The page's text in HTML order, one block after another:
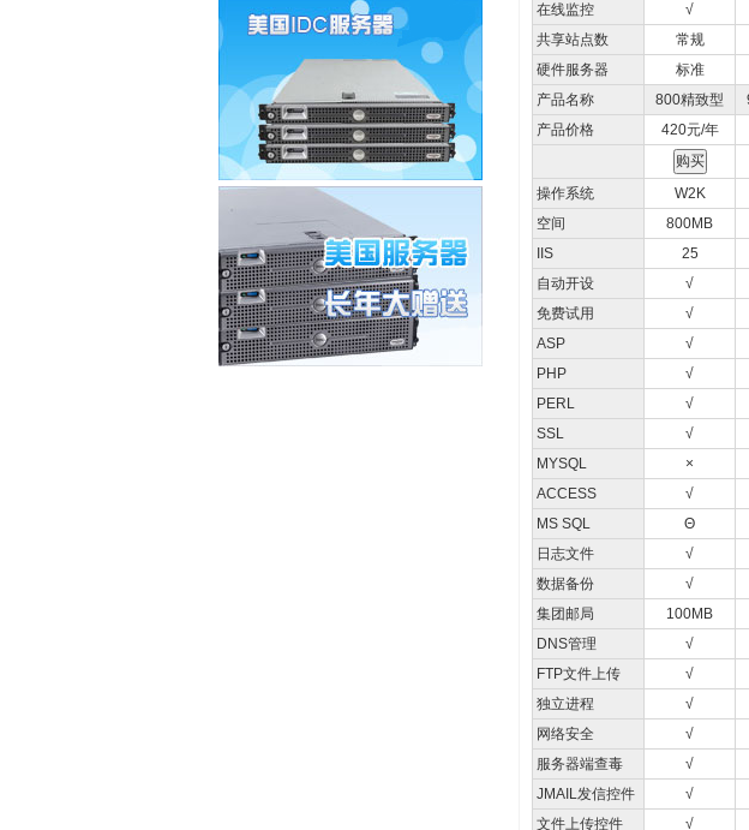
在线监控
√
共享站点数
常规
硬件服务器
标准
产品名称
800精致型
产品价格
420元/年
操作系统 W2K
空间
800MB
IIS
25
自动开设
√
免费试用
√
ASP
√
PHP
√
PERL
√
SSL
√
MYSQL
×
ACCESS
√
MS SQL
Θ
日志文件
√
数据备份
√
集团邮局
100MB
DNS管理
√
FTP文件上传
√
独立进程
√
网络安全
√
服务器端查毒
√
JMAIL发信控件
√
文件上传控件
√